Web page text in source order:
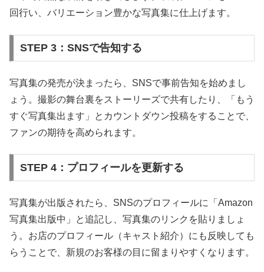
回行い、バリエーション豊かな写真集に仕上げます。
STEP 3：SNSで告知する
写真集の発売が決まったら、SNSで事前告知を始めまし
ょう。撮影の舞台裏をストーリーズで共有したり、「もう
すぐ写真集出ます」とカウントダウン投稿をすることで、
ファンの期待を高められます。
STEP 4：プロフィールを更新する
写真集が出版されたら、SNSのプロフィールに「Amazon
写真集出版中」と追記し、写真集のリンクを貼りましょ
う。お店のプロフィール（キャスト紹介）にも反映しても
らうことで、新規のお客様の目に留まりやすくなります。